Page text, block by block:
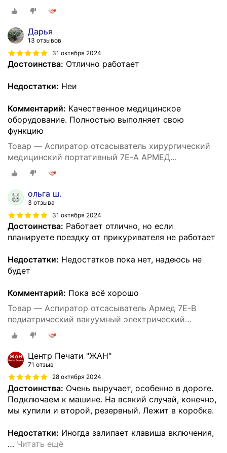
Дарья
13 отзывов
31 октября 2024
Достоинства: Отлично работает
Недостатки: Неи
Комментарий: Качественное медицинское
оборудование. Полностью выполняет свою
функцию
Товар — Аспиратор отсасыватель хирургический
медицинский портативный 7E-A АРМЕД
(электрический, регистрационное удостоверение)
ольга ш.
3 отзыва
31 октября 2024
Достоинства: Работает отлично, но если
планируете поездку от прикуривателя не работает
Недостатки: Недостатков пока нет, надеюсь не
будет
Комментарий: Пока всё хорошо
Товар — Аспиратор отсасыватель Армед 7Е-В
педиатрический вакуумный электрический
медицинский портативный хирургический 15 л/мин
Центр Печати "ЖАН"
71 отзыв
28 октября 2024
Достоинства: Очень выручает, особенно в дороге.
Подключаем к машине. На всякий случай, конечно,
мы купили и второй, резервный. Лежит в коробке.
Недостатки: Иногда залипает клавиша включения,
… Читать ещё